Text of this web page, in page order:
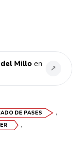
Millo en
↗
DE PASES ,
,